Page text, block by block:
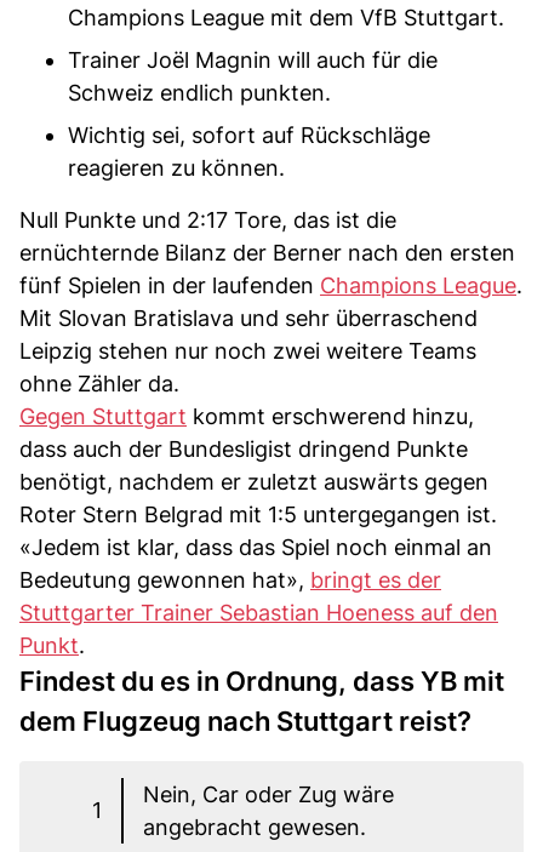
Champions League mit dem VfB Stuttgart.
Trainer Joël Magnin will auch für die
Schweiz endlich punkten.
Wichtig sei, sofort auf Rückschläge
reagieren zu können.
Null Punkte und 2:17 Tore, das ist die
ernüchternde Bilanz der Berner nach den ersten
fünf Spielen in der laufenden Champions League.
Mit Slovan Bratislava und sehr überraschend
Leipzig stehen nur noch zwei weitere Teams
ohne Zähler da.
Gegen Stuttgart kommt erschwerend hinzu,
dass auch der Bundesligist dringend Punkte
benötigt, nachdem er zuletzt auswärts gegen
Roter Stern Belgrad mit 1:5 untergegangen ist.
«Jedem ist klar, dass das Spiel noch einmal an
Bedeutung gewonnen hat», bringt es der
Stuttgarter Trainer Sebastian Hoeness auf den
Punkt.
Findest du es in Ordnung, dass YB mit
dem Flugzeug nach Stuttgart reist?
1
Nein, Car oder Zug wäre
angebracht gewesen.